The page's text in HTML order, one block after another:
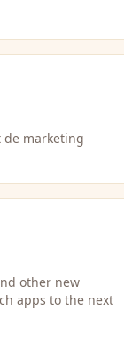
de marketing
other new
apps to the next